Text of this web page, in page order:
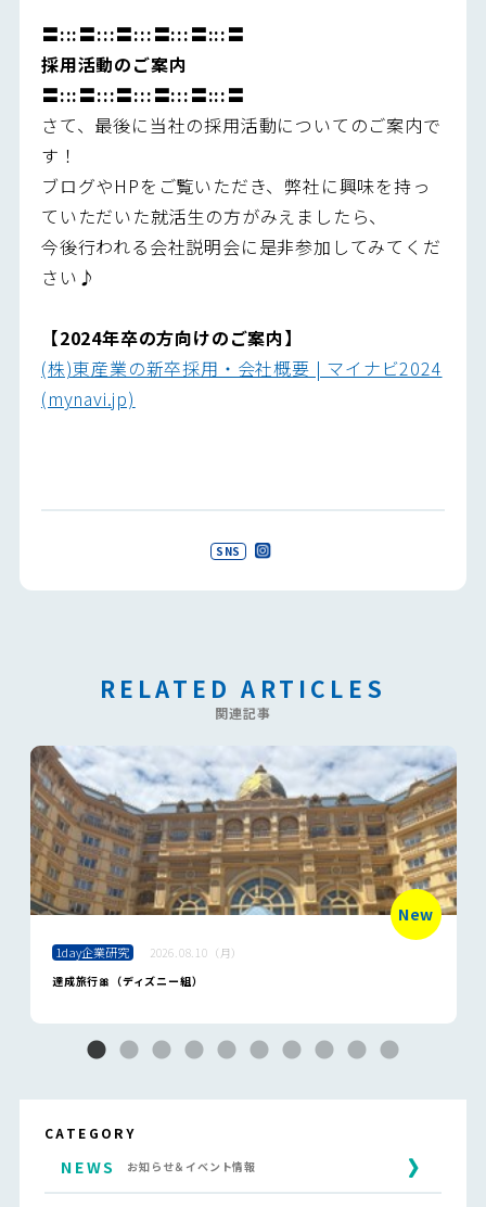
〓:::〓:::〓:::〓:::〓:::〓
採用活動のご案内
〓:::〓:::〓:::〓:::〓:::〓
さて、最後に当社の採用活動についてのご案内で
す！
ブログやHPをご覧いただき、弊社に興味を持っ
ていただいた就活生の方がみえましたら、
今後行われる会社説明会に是非参加してみてくだ
さい♪
【2024年卒の方向けのご案内】
(株)東産業の新卒採用・会社概要 | マイナビ2024
(mynavi.jp)
SNS
CATEGORY
NEWS お知らせ＆イベント情報
RELATED ARTICLES
関連記事
New
1day企業研究
2026.08.10（月）
達成旅行🎀（ディズニー組）